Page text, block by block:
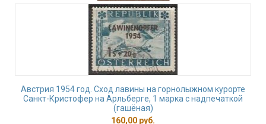
Австрия 1954 год. Сход лавины на горнолыжном курорте
Санкт-Кристофер на Арльберге, 1 марка с надпечаткой
(гашёная)
160,00 руб.